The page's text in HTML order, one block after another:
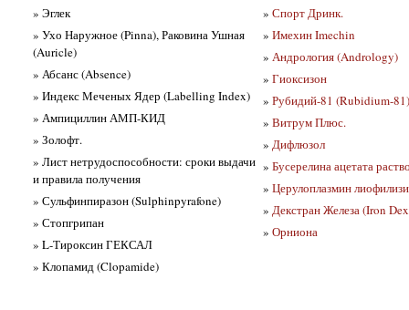
» Эглек
» Ухо Наружное (Pinna), Раковина Ушная
(Auricle)
» Абсанс (Absence)
» Индекс Меченых Ядер (Labelling Index)
» Ампициллин АМП-КИД
» Золофт.
» Лист нетрудоспособности: сроки выдачи
и правила получения
» Сульфинпиразон (Sulphinpyrafone)
» Стопгрипан
» L-Тироксин ГЕКСАЛ
» Клопамид (Clopamide)
» Спорт Дринк.
» Имехин Imechin
» Андрология (Andrology)
» Гиоксизон
» Рубидий-81 (Rubidium-81)
» Витрум Плюс.
» Дифлюзол
» Бусерелина ацетата
» Церулоплазмин
» Декстран Железа (Iron
» Орниона